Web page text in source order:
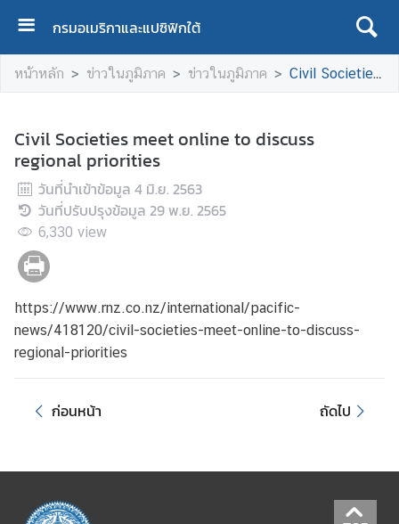
กรมอเมริกาและแปซิฟิกใต้
ห
น้
ร
ก
เ
กี่
ย
ว
บ
เ
ร
มู
ล
ร
หน้าหลัก ข่าวในภูมิภาค ข่าวในภูมิภาค Civil Societies meet online to discuss regional priorities
Civil Societies meet online to discuss
regional priorities
วันที่นำเข้าข้อมูล 4 มิ.ย. 2563
วันที่ปรับปรุงข้อมูล 29 พ.ย. 2565
6,330 view
https://www.rnz.co.nz/international/pacific-
news/418120/civil-societies-meet-online-to-discuss-
regional-priorities
ก่อนหน้า ถัดไป